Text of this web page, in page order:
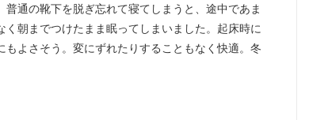
通の靴下を脱ぎ忘れて寝てしまうと、途中であま
朝までつけたまま眠ってしまいました。起床時に
よさそう。変にずれたりすることもなく快適。冬